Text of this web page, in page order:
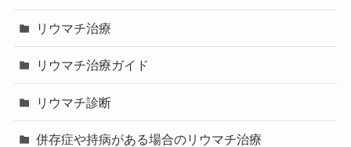
リウマチ治療
リウマチ治療ガイド
リウマチ診断
併存症や持病がある場合のリウマチ治療